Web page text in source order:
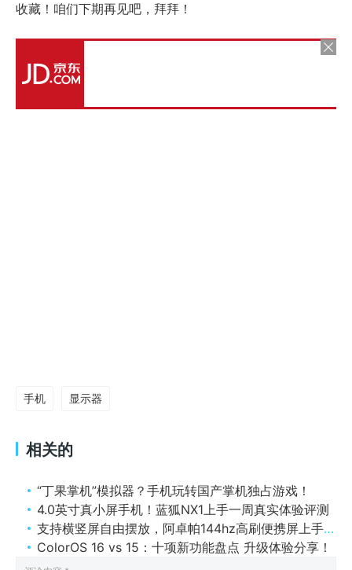
收藏！咱们下期再见吧，拜拜！
手机 显示器
相关的
“丁果掌机”模拟器？手机玩转国产掌机独占游戏！
4.0英寸真小屏手机！蓝狐NX1上手一周真实体验评测
支持横竖屏自由摆放，阿卓帕144hz高刷便携屏上手评测
ColorOS 16 vs 15：十项新功能盘点 升级体验分享！